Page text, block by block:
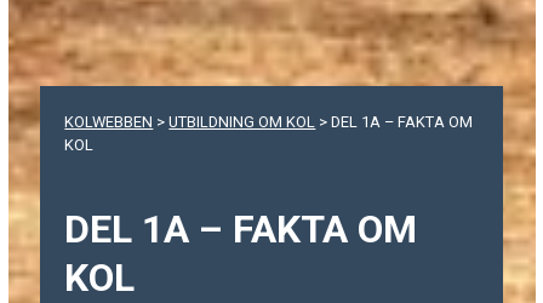
KOLWEBBEN >UTBILDNING OM KOL >DEL 1A – FAKTA OM
KOL
DEL 1A – FAKTA OM
KOL